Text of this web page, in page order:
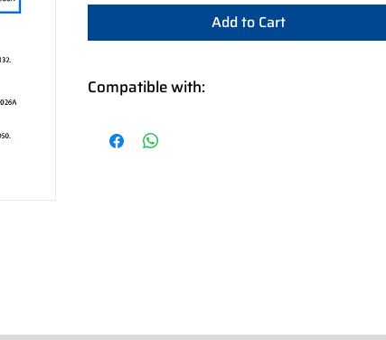
Add to Cart
Compatible with:
IC932718000 - ECOWIP/G 220-230/50-60/1 A